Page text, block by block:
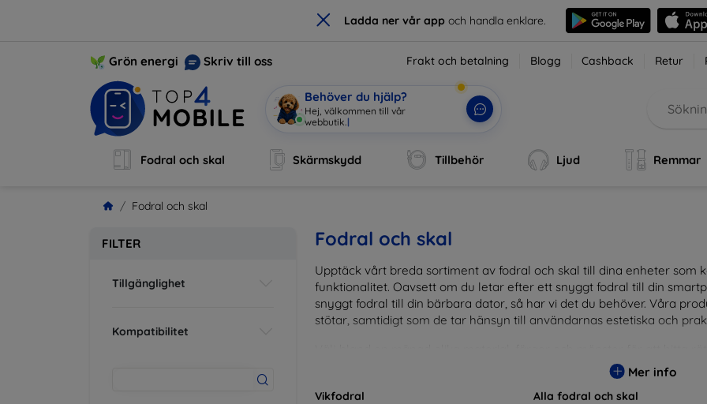
× Ladda ner vår app och handla enklare.
Grön energi Skriv till oss Frakt och betalning Blogg Cashback Retur
Behöver du hjälp?
Hej, välkommen till vår
webbutik. |
Fodral och skal Skärmskydd Tillbehör Ljud Remmar
Fodral och skal
FILTER
Tillgänglighet
Kompatibilitet
Fodral och skal
Upptäck vårt breda sortiment av fodral och skal till dina enheter som
funktionalitet. Oavsett om du letar efter ett snyggt fodral till din
snyggt fodral till din bärbara dator, så har vi det du behöver. Våra
stötar, samtidigt som de tar hänsyn till användarnas estetiska och
inte bara praktiska utan också moderiktiga, vilket gör dem till en
eller de som bara vill skydda sin investering, vi finns här för dig.
Mer info
Vikfodral Alla fodral och skal